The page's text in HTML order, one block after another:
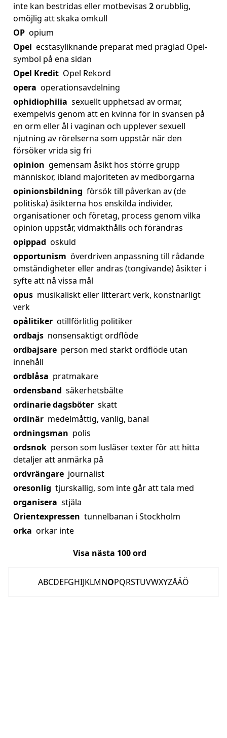
inte kan bestridas eller motbevisas 2orubblig,
omöjlig att skaka omkull
OP opium
Opel ecstasyliknande preparat med präglad Opel-
symbol på ena sidan
Opel Kredit Opel Rekord
opera operationsavdelning
ophidiophilia sexuellt upphetsad av ormar,
exempelvis genom att en kvinna för in svansen på
en orm eller ål i vaginan och upplever sexuell
njutning av rörelserna som uppstår när den
försöker vrida sig fri
opinion gemensam åsikt hos större grupp
människor, ibland majoriteten av medborgarna
opinionsbildning försök till påverkan av (de
politiska) åsikterna hos enskilda individer,
organisationer och företag, process genom vilka
opinion uppstår, vidmakthålls och förändras
opippad oskuld
opportunism överdriven anpassning till rådande
omständigheter eller andras (tongivande) åsikter i
syfte att nå vissa mål
opus musikaliskt eller litterärt verk, konstnärligt
verk
opålitiker otillförlitlig politiker
ordbajs nonsensaktigt ordflöde
ordbajsare person med starkt ordflöde utan
innehåll
ordblåsa pratmakare
ordensband säkerhetsbälte
ordinarie dagsböter skatt
ordinär medelmåttig, vanlig, banal
ordningsman polis
ordsnok person som lusläser texter för att hitta
detaljer att anmärka på
ordvrängare journalist
oresonlig tjurskallig, som inte går att tala med
organisera stjäla
Orientexpressen tunnelbanan i Stockholm
orka orkar inte
Visa nästa 100ord
ABCDEFGHIJKLMNOPQRSTUVWXYZÅÄÖ